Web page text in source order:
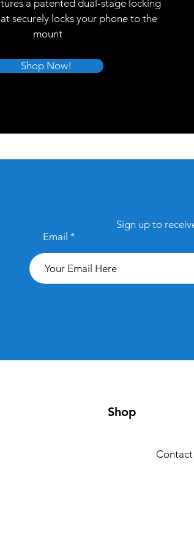
a patented dual-stage locking
securely locks your phone to the
mount
Shop Now!
Sign up to
Email
Shop
Contact